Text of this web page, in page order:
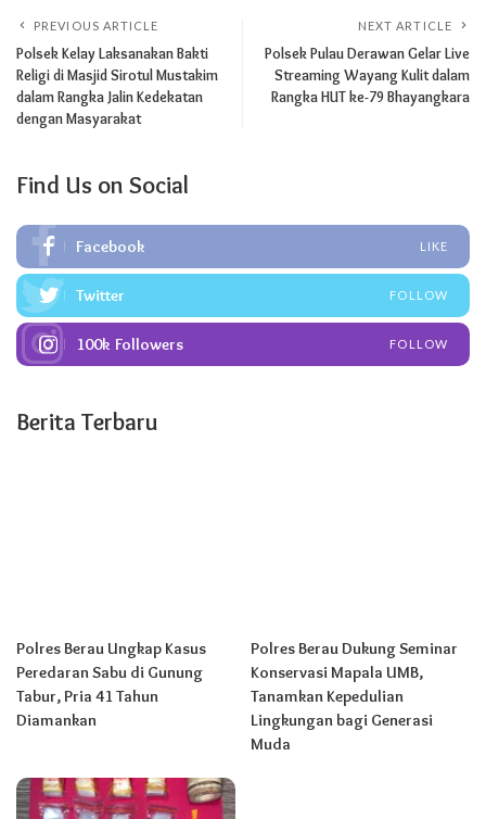
PREVIOUS ARTICLE
Polsek Kelay Laksanakan Bakti
Religi di Masjid Sirotul Mustakim
dalam Rangka Jalin Kedekatan
dengan Masyarakat
NEXT ARTICLE
Polsek Pulau Derawan Gelar Live
Streaming Wayang Kulit dalam
Rangka HUT ke-79 Bhayangkara
Find Us on Social
Facebook LIKE
Twitter FOLLOW
100k Followers FOLLOW
Berita Terbaru
Polres Berau Ungkap Kasus
Peredaran Sabu di Gunung
Tabur, Pria 41 Tahun
Diamankan
Polres Berau Dukung Seminar
Konservasi Mapala UMB,
Tanamkan Kepedulian
Lingkungan bagi Generasi
Muda